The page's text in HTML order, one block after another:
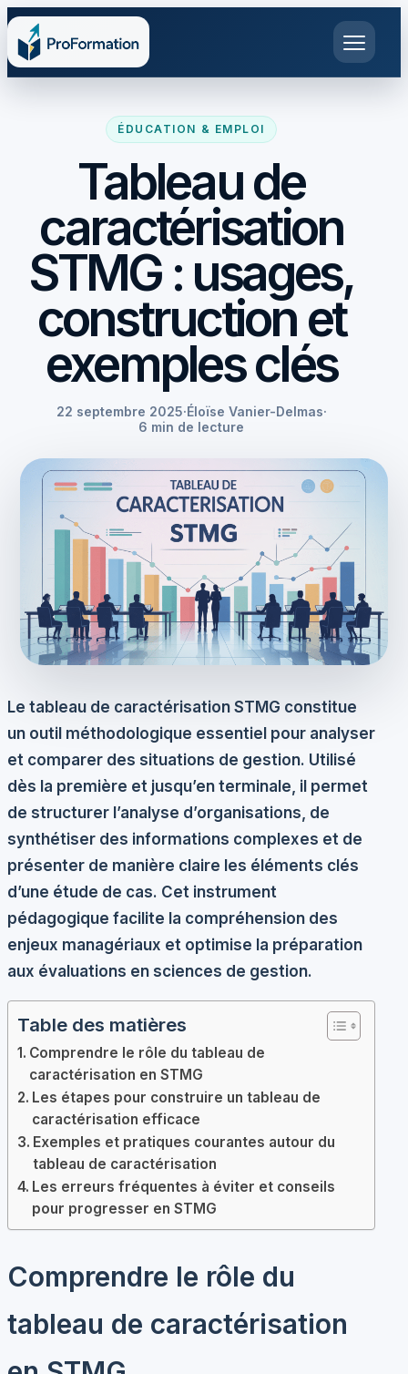
ÉDUCATION & EMPLOI
Tableau de
caractérisation
STMG : usages,
construction et
exemples clés
22 septembre 2025·Éloïse Vanier-Delmas·
6 min de lecture
Le tableau de caractérisation STMG constitue
un outil méthodologique essentiel pour analyser
et comparer des situations de gestion. Utilisé
dès la première et jusqu’en terminale, il permet
de structurer l’analyse d’organisations, de
synthétiser des informations complexes et de
présenter de manière claire les éléments clés
d’une étude de cas. Cet instrument
pédagogique facilite la compréhension des
enjeux managériaux et optimise la préparation
aux évaluations en sciences de gestion.
Table des matières
Comprendre le rôle du tableau de
caractérisation en STMG
Les étapes pour construire un tableau de
caractérisation efficace
Exemples et pratiques courantes autour du
tableau de caractérisation
Les erreurs fréquentes à éviter et conseils
pour progresser en STMG
Comprendre le rôle du
tableau de caractérisation